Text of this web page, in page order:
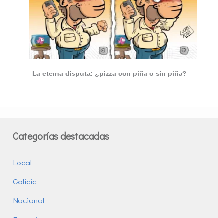
La eterna disputa: ¿pizza con piña o sin piña?
Categorías destacadas
Local
Galicia
Nacional